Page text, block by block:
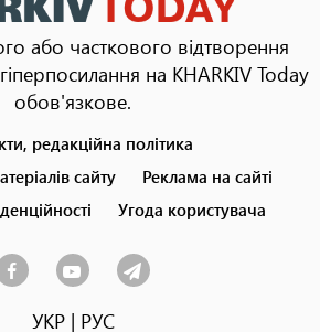
або часткового відтворення
на KHARKIV Today
обов'язкове.
редакційна політика
сайту
Реклама на сайті
Угода користувача
УКР| РУС